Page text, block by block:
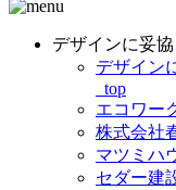
デザインに妥
デザイン
_top
エコワー
株式会社
マツミハ
セダー建